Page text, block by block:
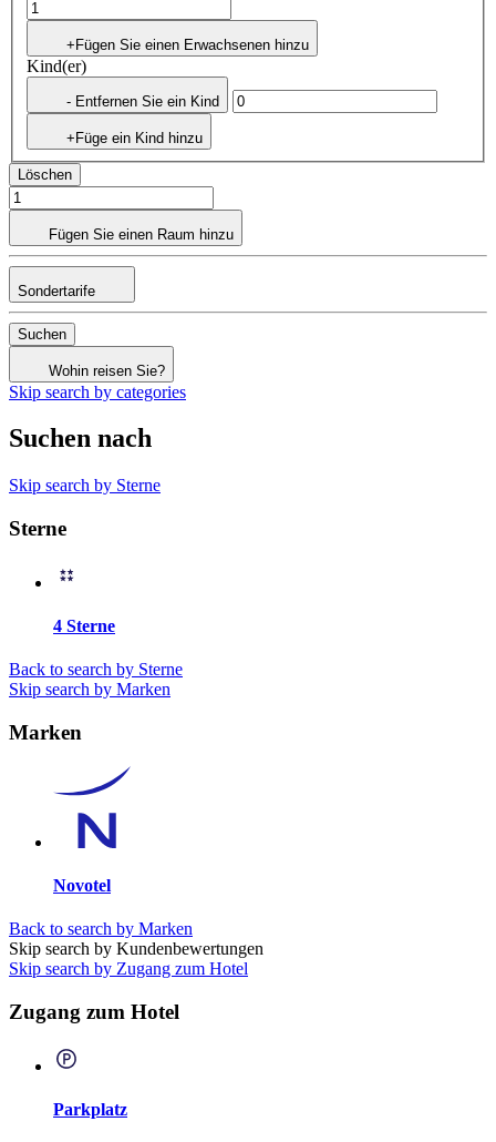
+Fügen Sie einen Erwachsenen hinzu
Kind(er)
- Entfernen Sie ein Kind
+Füge ein Kind hinzu
Löschen
Fügen Sie einen Raum hinzu
Sondertarife
Suchen
Wohin reisen Sie?
Skip search by categories
Suchen nach
Skip search by Sterne
Sterne
4 Sterne
Back to search by Sterne
Skip search by Marken
Marken
Novotel
Back to search by Marken
Skip search by Kundenbewertungen
Skip search by Zugang zum Hotel
Zugang zum Hotel
Parkplatz